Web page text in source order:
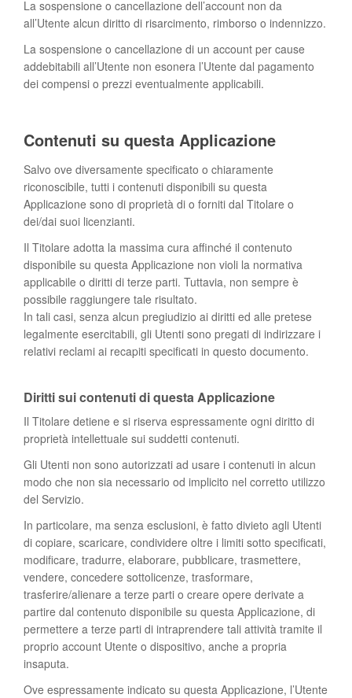
La sospensione o cancellazione dell’account non da
all’Utente alcun diritto di risarcimento, rimborso o indennizzo.
La sospensione o cancellazione di un account per cause
addebitabili all’Utente non esonera l’Utente dal pagamento
dei compensi o prezzi eventualmente applicabili.
Contenuti su questa Applicazione
Salvo ove diversamente specificato o chiaramente
riconoscibile, tutti i contenuti disponibili su questa
Applicazione sono di proprietà di o forniti dal Titolare o
dei/dai suoi licenzianti.
Il Titolare adotta la massima cura affinché il contenuto
disponibile su questa Applicazione non violi la normativa
applicabile o diritti di terze parti. Tuttavia, non sempre è
possibile raggiungere tale risultato.
In tali casi, senza alcun pregiudizio ai diritti ed alle pretese
legalmente esercitabili, gli Utenti sono pregati di indirizzare i
relativi reclami ai recapiti specificati in questo documento.
Diritti sui contenuti di questa Applicazione
Il Titolare detiene e si riserva espressamente ogni diritto di
proprietà intellettuale sui suddetti contenuti.
Gli Utenti non sono autorizzati ad usare i contenuti in alcun
modo che non sia necessario od implicito nel corretto utilizzo
del Servizio.
In particolare, ma senza esclusioni, è fatto divieto agli Utenti
di copiare, scaricare, condividere oltre i limiti sotto specificati,
modificare, tradurre, elaborare, pubblicare, trasmettere,
vendere, concedere sottolicenze, trasformare,
trasferire/alienare a terze parti o creare opere derivate a
partire dal contenuto disponibile su questa Applicazione, di
permettere a terze parti di intraprendere tali attività tramite il
proprio account Utente o dispositivo, anche a propria
insaputa.
Ove espressamente indicato su questa Applicazione, l’Utente